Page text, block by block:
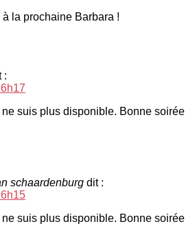
à la prochaine Barbara !
:
suis plus disponible. Bonne soirée
schaardenburg dit :
suis plus disponible. Bonne soirée